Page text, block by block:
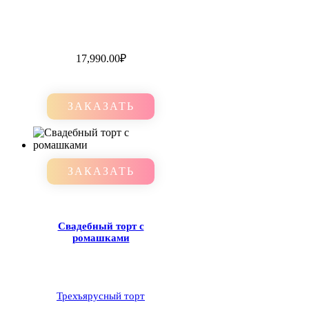
17,990.00₽
ЗАКАЗАТЬ
ЗАКАЗАТЬ
Свадебный торт с
ромашками
Трехъярусный торт